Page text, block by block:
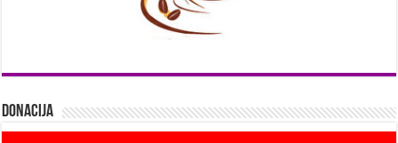
Donacija